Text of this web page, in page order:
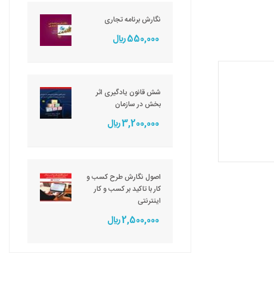
نگارش برنامه تجاری
550,000 ريال
شش قانون یادگیری اثر
بخش در سازمان
3,200,000 ريال
اصول نگارش طرح کسب و
کار با تاکید بر کسب و کار
اینترنتی
2,500,000 ريال